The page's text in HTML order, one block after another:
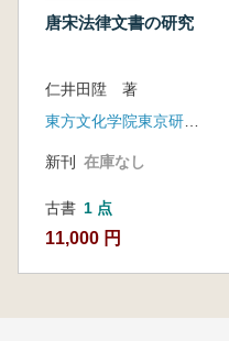
唐宋法律文書の研究
仁井田陞 著
新刊 在庫なし
古書 1 点
11,000 円